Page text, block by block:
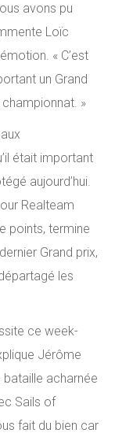
avons pu
Loïc
« C’est
un Grand
»
était important
aujourd’hui.
Realteam
points, termine
Grand prix,
les
ce week-
Jérôme
bataille acharnée
Sails of
fait du bien car